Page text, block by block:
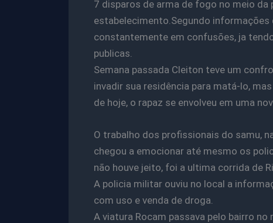
7 disparos de arma de fogo no meio da
estabelecimento.Segundo informações
constantemente em confusões, ja
publicas.
Semana passada Cleiton teve um
invadir sua residência para matá-lo,
de hoje, o rapaz se envolveu em uma
O trabalho dos profissionais do samu,
chegou a emocionar até mesmo os
não houve jeito, foi a ultima corrida de
A policia militar ouviu no local a
com uso e venda de droga.
A viatura Rocam passava pelo bairro